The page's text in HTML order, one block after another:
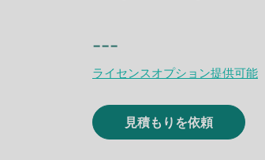
---
ライセンスオプション提供可能
見積もりを依頼